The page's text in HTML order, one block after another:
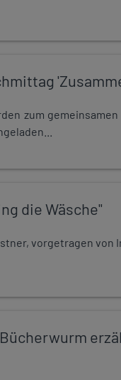
zum
die Wäsche"
vorgetragen von